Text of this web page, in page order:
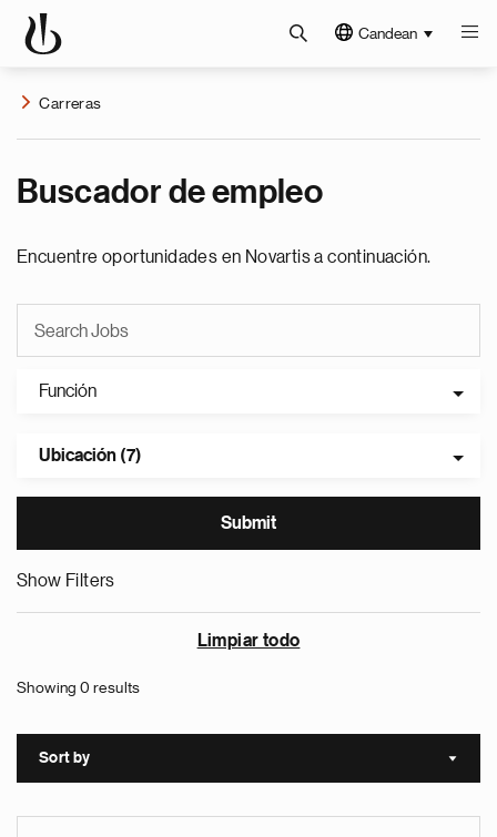
Candean
Carreras
Buscador de empleo
Encuentre oportunidades en Novartis a continuación.
Función
Ubicación (7)
Show Filters
Limpiar todo
Showing 0 results
Sort by Sort